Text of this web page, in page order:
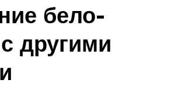
бело-
другими